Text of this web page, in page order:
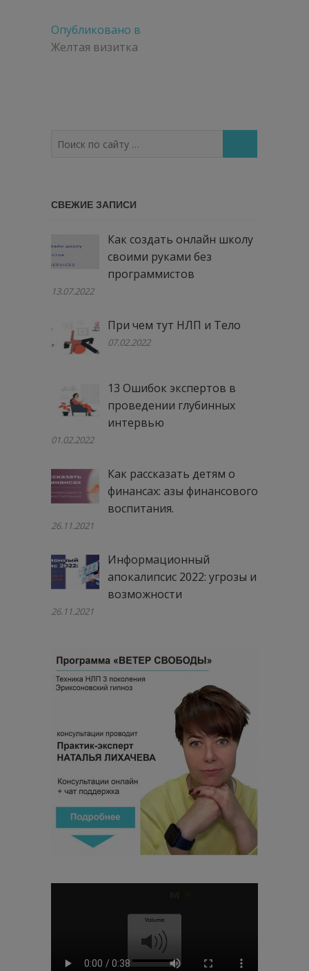
Навигация
по
Опубликовано в
Желтая визитка
по
СВЕЖИЕ ЗАПИСИ
Как создать онлайн школу
своими руками без
программистов
13.07.2022
При чем тут НЛП и Тело
07.02.2022
13 Ошибок экспертов в
проведении глубинных
интервью
01.02.2022
Как рассказать детям о
финансах: азы финансового
воспитания.
26.11.2021
Информационный
апокалипсис 2022: угрозы и
возможности
26.11.2021